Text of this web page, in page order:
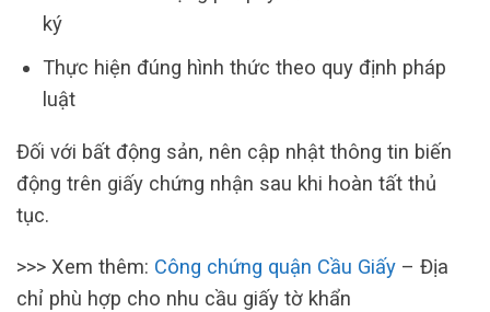
ký
Thực hiện đúng hình thức theo quy định pháp
luật
Đối với bất động sản, nên cập nhật thông tin biến
động trên giấy chứng nhận sau khi hoàn tất thủ
tục.
>>> Xem thêm: Công chứng quận Cầu Giấy – Địa
chỉ phù hợp cho nhu cầu giấy tờ khẩn